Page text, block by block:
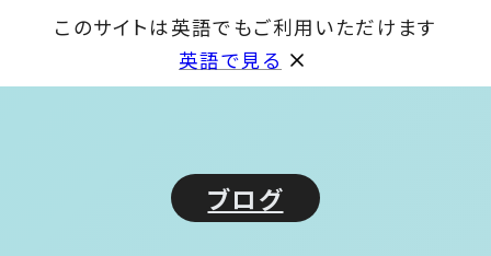
GET
ブログ
このサイトは英語でもご利用いただけます
英語で見る